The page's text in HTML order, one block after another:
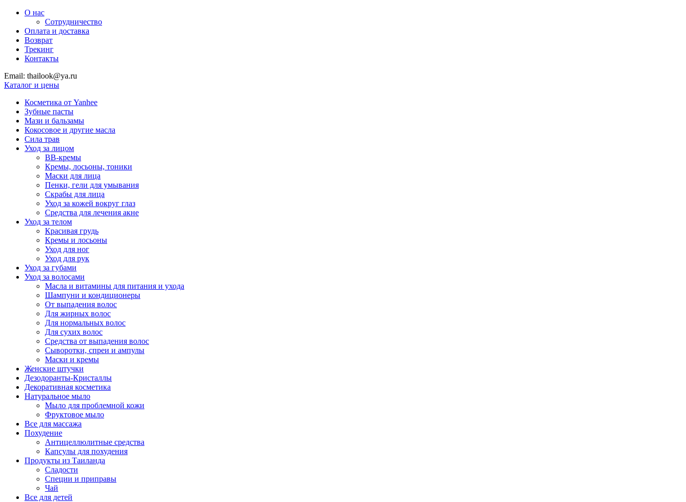
О нас
Сотрудничество
Оплата и доставка
Возврат
Трекинг
Контакты
Email: thailook@ya.ru
Каталог и цены
Косметика от Yanhee
Зубные пасты
Мази и бальзамы
Кокосовое и другие масла
Сила трав
Уход за лицом
BB-кремы
Кремы, лосьоны, тоники
Маски для лица
Пенки, гели для умывания
Скрабы для лица
Уход за кожей вокруг глаз
Средства для лечения акне
Уход за телом
Красивая грудь
Кремы и лосьоны
Уход для ног
Уход для рук
Уход за губами
Уход за волосами
Масла и витамины для питания и ухода
Шампуни и кондиционеры
От выпадения волос
Для жирных волос
Для нормальных волос
Для сухих волос
Средства от выпадения волос
Сыворотки, спреи и ампулы
Маски и кремы
Женские штучки
Дезодоранты-Кристаллы
Декоративная косметика
Натуральное мыло
Мыло для проблемной кожи
Фруктовое мыло
Все для массажа
Похудение
Антицеллюлитные средства
Капсулы для похудения
Продукты из Таиланда
Сладости
Специи и приправы
Чай
Все для детей